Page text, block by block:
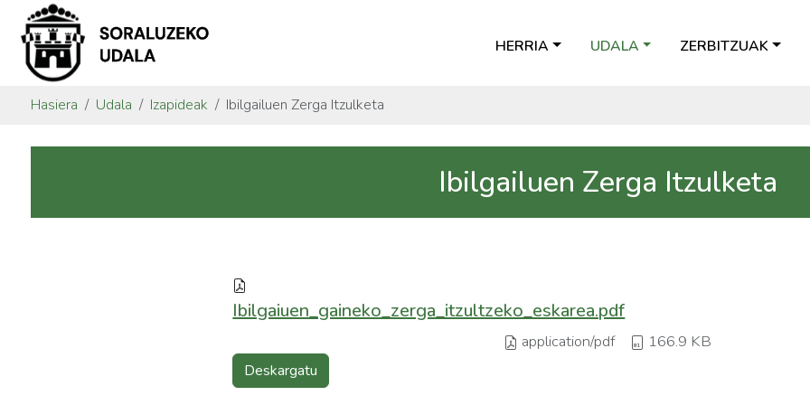
HERRIA UDALA ZERBITZUAK
Hasiera Udala Izapideak Ibilgailuen Zerga Itzulketa
Ibilgailuen Zerga Itzulketa
Ibilgaiuen_gaineko_zerga_itzultzeko_eskarea.pdf
application/pdf 166.9 KB
Deskargatu